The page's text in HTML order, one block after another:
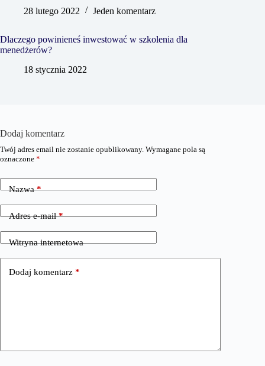
28 lutego 2022
Jeden komentarz
Dlaczego powinieneś inwestować w szkolenia dla
menedżerów?
18 stycznia 2022
Dodaj komentarz
Twój adres email nie zostanie opublikowany. Wymagane pola są
oznaczone *
Nazwa*
Adres e-mail*
Witryna internetowa
Dodaj komentarz *